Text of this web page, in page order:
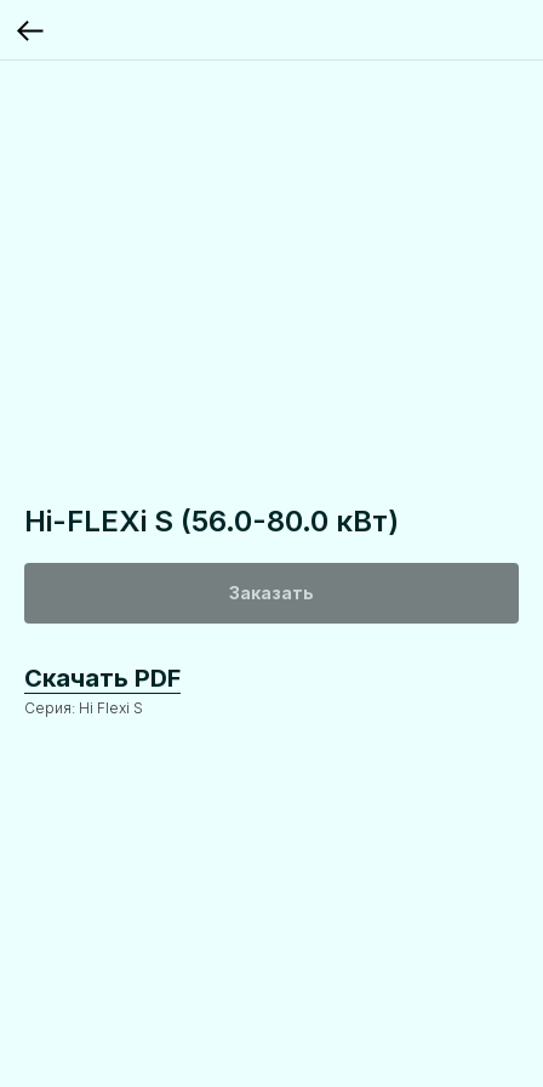
Hi-FLEXi S (56.0-80.0 кВт)
Заказать
Скачать PDF
Серия: Hi Flexi S